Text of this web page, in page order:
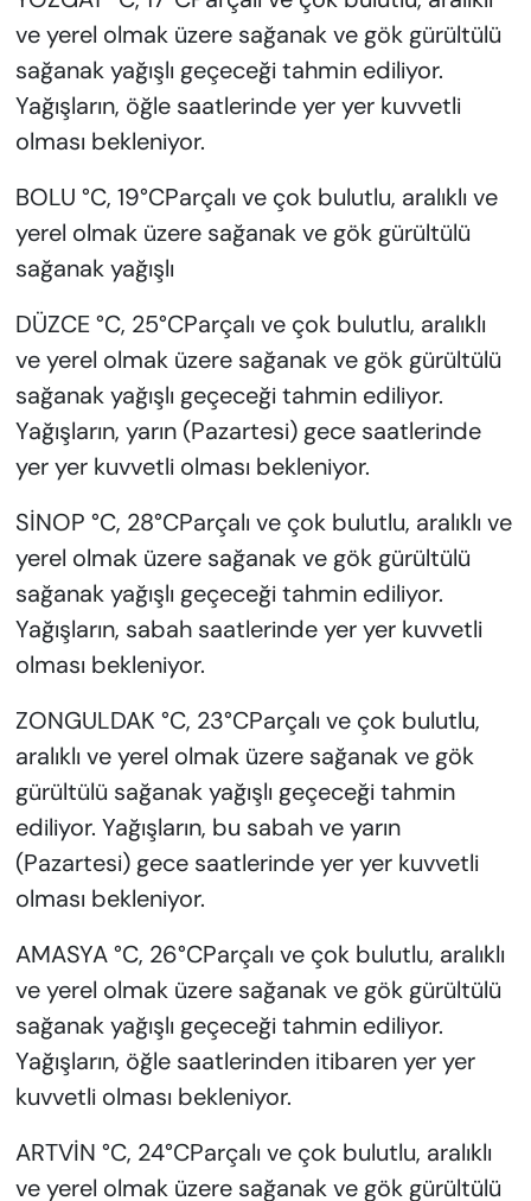
ve yerel olmak üzere sağanak ve gök gürültülü
sağanak yağışlı geçeceği tahmin ediliyor.
Yağışların, öğle saatlerinde yer yer kuvvetli
olması bekleniyor.
BOLU °C, 19°CParçalı ve çok bulutlu, aralıklı ve
yerel olmak üzere sağanak ve gök gürültülü
sağanak yağışlı
DÜZCE °C, 25°CParçalı ve çok bulutlu, aralıklı
ve yerel olmak üzere sağanak ve gök gürültülü
sağanak yağışlı geçeceği tahmin ediliyor.
Yağışların, yarın (Pazartesi) gece saatlerinde
yer yer kuvvetli olması bekleniyor.
SİNOP °C, 28°CParçalı ve çok bulutlu, aralıklı ve
yerel olmak üzere sağanak ve gök gürültülü
sağanak yağışlı geçeceği tahmin ediliyor.
Yağışların, sabah saatlerinde yer yer kuvvetli
olması bekleniyor.
ZONGULDAK °C, 23°CParçalı ve çok bulutlu,
aralıklı ve yerel olmak üzere sağanak ve gök
gürültülü sağanak yağışlı geçeceği tahmin
ediliyor. Yağışların, bu sabah ve yarın
(Pazartesi) gece saatlerinde yer yer kuvvetli
olması bekleniyor.
AMASYA °C, 26°CParçalı ve çok bulutlu, aralıklı
ve yerel olmak üzere sağanak ve gök gürültülü
sağanak yağışlı geçeceği tahmin ediliyor.
Yağışların, öğle saatlerinden itibaren yer yer
kuvvetli olması bekleniyor.
ARTVİN °C, 24°CParçalı ve çok bulutlu, aralıklı
ve yerel olmak üzere sağanak ve gök gürültülü